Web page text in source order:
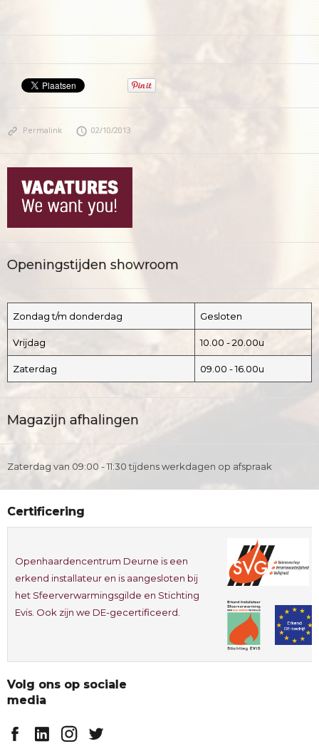
Permalink 02/10/2013
Openingstijden showroom
Zondag t/m donderdag Gesloten
Vrijdag 10.00 - 20.00u
Zaterdag 09.00 - 16.00u
Magazijn afhalingen
Zaterdag van 09:00 - 11:30 tijdens werkdagen op afspraak
Certificering
Openhaardencentrum Deurne is een
erkend installateur en is aangesloten bij
het Sfeerverwarmingsgilde en Stichting
Evis. Ook zijn we DE-gecertificeerd.
Volg ons op sociale
media